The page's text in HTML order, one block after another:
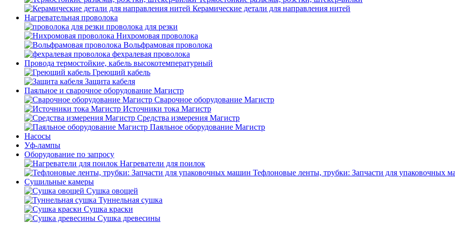
Керамические детали для направления нитей
Нагревательная проволока
проволока для резки
Нихромовая проволока
Вольфрамовая проволока
фехралевая проволока
Провода термостойкие, кабель высокотемпературный
Греющий кабель
Защита кабеля
Паяльное и сварочное оборудование Магистр
Сварочное оборудование Магистр
Источники тока Магистр
Средства измерения Магистр
Паяльное оборудование Магистр
Насосы
Уф-лампы
Оборудование по запросу
Нагреватели для поилок
Тефлоновые ленты, трубки: Запчасти для упаковочных
Сушильные камеры
Сушка овощей
Туннельная сушка
Сушка краски
Сушка древесины